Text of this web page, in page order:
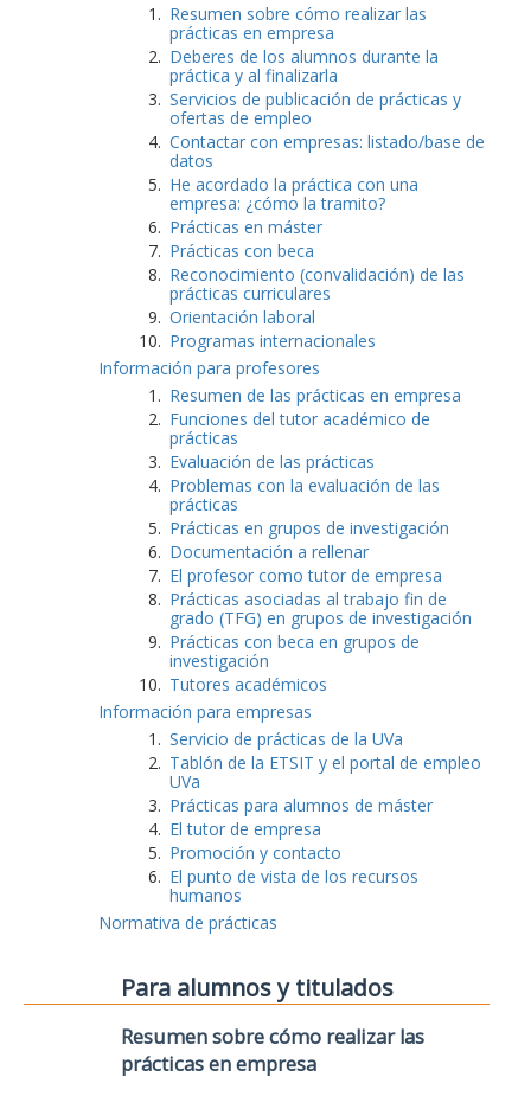
Resumen sobre cómo realizar las
prácticas en empresa
Deberes de los alumnos durante la
práctica y al finalizarla
Servicios de publicación de prácticas y
ofertas de empleo
Contactar con empresas: listado/base de
datos
He acordado la práctica con una
empresa: ¿cómo la tramito?
Prácticas en máster
Prácticas con beca
Reconocimiento (convalidación) de las
prácticas curriculares
Orientación laboral
Programas internacionales
Información para profesores
Resumen de las prácticas en empresa
Funciones del tutor académico de
prácticas
Evaluación de las prácticas
Problemas con la evaluación de las
prácticas
Prácticas en grupos de investigación
Documentación a rellenar
El profesor como tutor de empresa
Prácticas asociadas al trabajo fin de
grado (TFG) en grupos de investigación
Prácticas con beca en grupos de
investigación
Tutores académicos
Información para empresas
Servicio de prácticas de la UVa
Tablón de la ETSIT y el portal de empleo
UVa
Prácticas para alumnos de máster
El tutor de empresa
Promoción y contacto
El punto de vista de los recursos
humanos
Normativa de prácticas
Para alumnos y titulados
Resumen sobre cómo realizar las
prácticas en empresa